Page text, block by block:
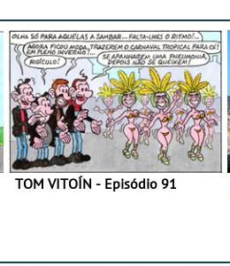
TOM VITOÍN - Episódio 91